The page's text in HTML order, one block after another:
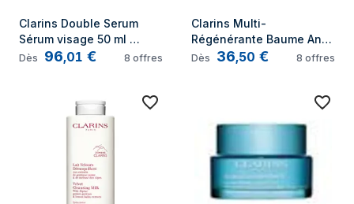
Clarins Double Serum
Sérum visage 50 ml
Femmes
Dès 96,01 € 8 offres
Clarins Multi-
Régénérante Baume Anti-
Rides Lèvres et Contour
Dès 36,50 € 8 offres